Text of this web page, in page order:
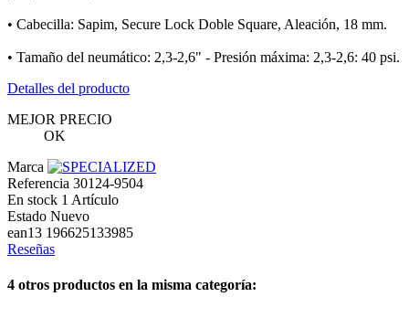
• Cabecilla: Sapim, Secure Lock Doble Square, Aleación, 18 mm.
• Tamaño del neumático: 2,3-2,6" - Presión máxima: 2,3-2,6: 40 psi.
Detalles del producto
MEJOR PRECIO
OK
Marca
Referencia 30124-9504
En stock 1 Artículo
Estado Nuevo
ean13 196625133985
Reseñas
4 otros productos en la misma categoría: